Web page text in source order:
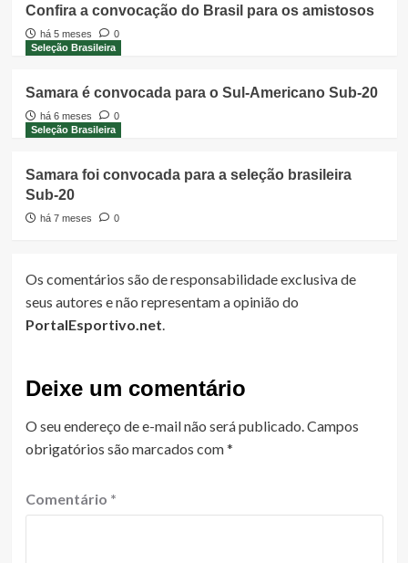
Confira a convocação do Brasil para os amistosos
há 5 meses
0
Seleção Brasileira
Samara é convocada para o Sul-Americano Sub-20
há 6 meses
0
Seleção Brasileira
Samara foi convocada para a seleção brasileira
Sub-20
há 7 meses 0
Os comentários são de responsabilidade exclusiva de
seus autores e não representam a opinião do
PortalEsportivo.net
Deixe um comentário
O seu endereço de e-mail não será publicado. Campos
obrigatórios são marcados com*
Comentário *